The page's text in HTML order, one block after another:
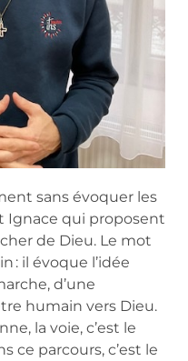
sans évoquer les
Ignace qui proposent
de Dieu. Le mot
: il évoque l’idée
d’une
humain vers Dieu.
la voie, c’est le
ce parcours, c’est le